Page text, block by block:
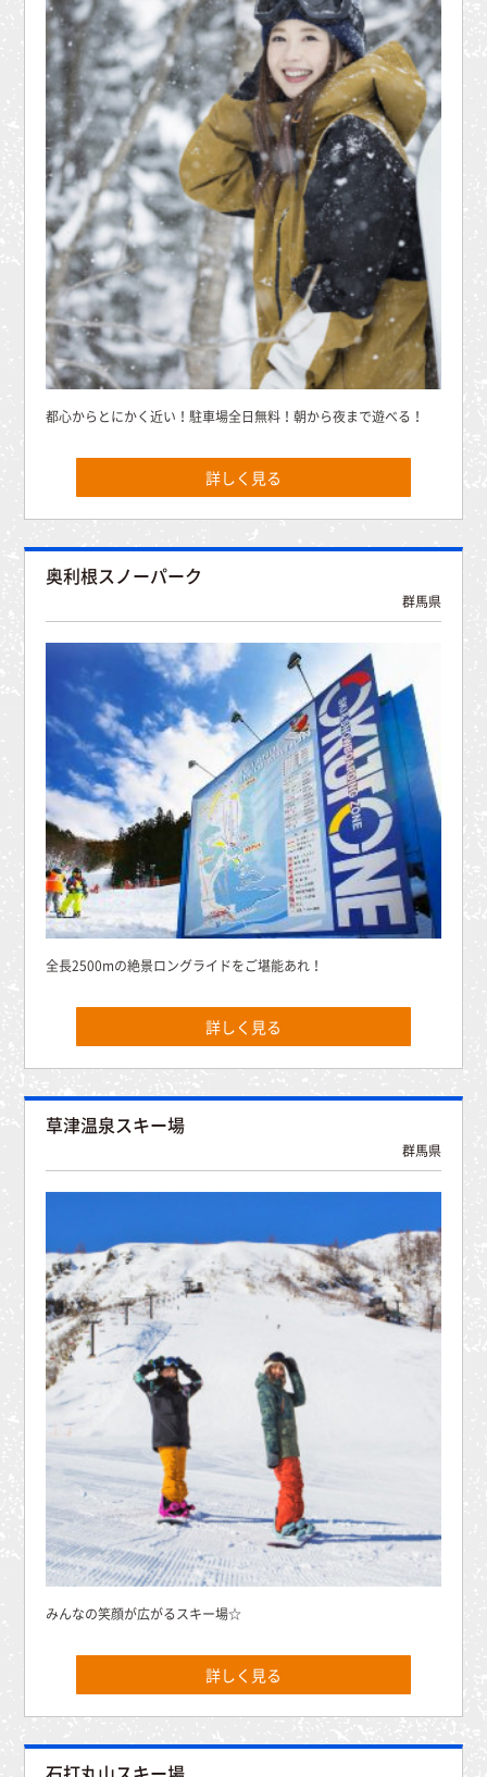
都心からとにかく近い！駐車場全日無料！朝から夜まで遊べる！
詳しく見る
奥利根スノーパーク
群馬県
全長2500mの絶景ロングライドをご堪能あれ！
詳しく見る
草津温泉スキー場
群馬県
みんなの笑顔が広がるスキー場☆
詳しく見る